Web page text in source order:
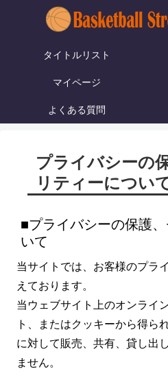
タイトルリスト
マイページ
よくある質問
プライバシーの
リティーについ
プライバシーの保護
いて
当サイトでは、お客様のプラ
えております。
当ウェブサイト上のオンライ
ト、またはクッキーから得ら
に対して販売、共有、貸し出
ません。